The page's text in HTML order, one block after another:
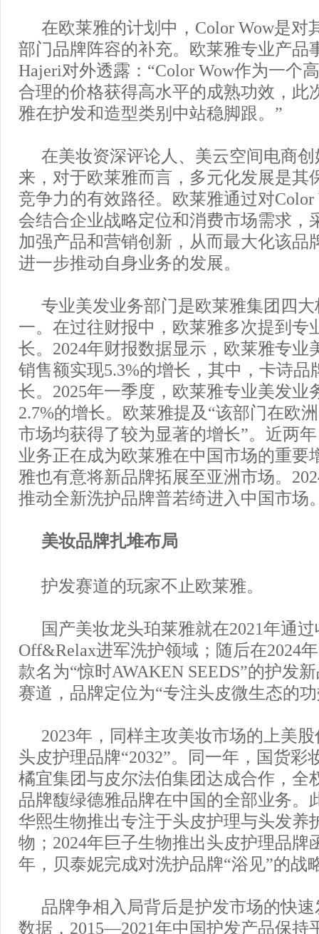
在欧莱雅的计划中，Color Wow是对
部门品牌阵容的补充。欧莱雅专业产品
Hajeri对外透露：“Color Wow作为一个
合理的价格获得高水平的成熟功效，此
雅在护发和造型类别中站稳脚跟。”
在美妆资深评论人、美云空间电商
来，对于欧莱雅而言，多元化发展是其
竞争力的有效路径。欧莱雅通过对Color
会结合企业战略定位和消费市场需求，
加强产品和营销创新，从而最大化该品
进一步推动自身业务的发展。
专业美发业务部门是欧莱雅集团四
一。在过往财报中，欧莱雅多次提到专
长。2024年财报数据显示，欧莱雅专业
销售额实现5.3%的增长，其中，卡诗品
长。2025年一季度，欧莱雅专业美发业
2.7%的增长。欧莱雅提及“该部门在欧
市场均获得了较为显著的增长”。近两
业务正在成为欧莱雅在中国市场的重要
雅也有意将新品牌拓展至亚洲市场。
推动全新洗护品牌普若绮进入中国市场
美妆品牌扎堆布局
护发赛道的玩家不止欧莱雅。
国产美妆龙头珀莱雅就在2021年通
Off&Relax进军洗护领域；随后在2024
款名为“惊时AWAKEN SEEDS”的护发
赛道，品牌定位为“专注头皮微生态的
2023年，同样主攻美妆市场的上美
头皮护理品牌“2032”。同一年，国货彩
橘宜集团与皮尔法伯集团达成合作，全
品牌馥绿德雅品牌在中国的全部业务。
华熙生物推出专注于头皮护理与头发养
物；2024年巨子生物推出头皮护理品牌
年，贝泰妮完成对洗护品牌“浴见”的
品牌争相入局背后是护发市场的快
数据，2015—2021年中国护发产品保持